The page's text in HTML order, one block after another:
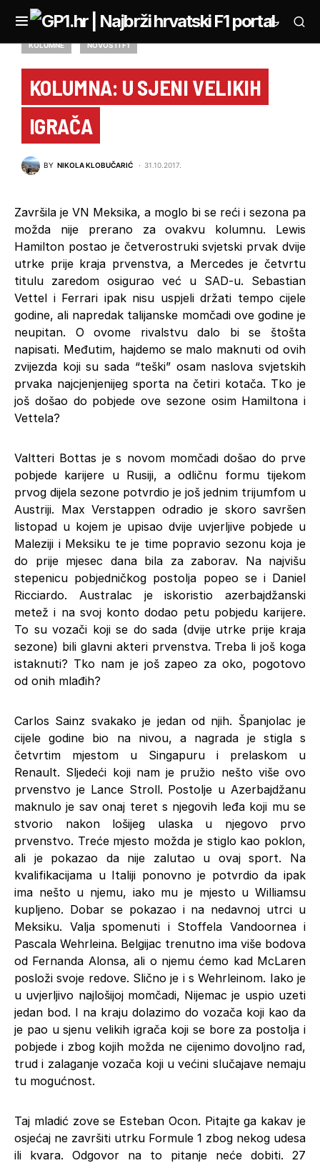
KOLUMNE NOVOSTI F1
KOLUMNA: U SJENI VELIKIH
IGRAČA
BY NIKOLA KLOBUČARIĆ 31.10.2017.
Završila je VN Meksika, a moglo bi se reći i sezona pa
možda nije prerano za ovakvu kolumnu. Lewis
Hamilton postao je četverostruki svjetski prvak dvije
utrke prije kraja prvenstva, a Mercedes je četvrtu
titulu zaredom osigurao već u SAD-u. Sebastian
Vettel i Ferrari ipak nisu uspjeli držati tempo cijele
godine, ali napredak talijanske momčadi ove godine je
neupitan. O ovome rivalstvu dalo bi se štošta
napisati. Međutim, hajdemo se malo maknuti od ovih
zvijezda koji su sada “teški” osam naslova svjetskih
prvaka najcjenjenijeg sporta na četiri kotača. Tko je
još došao do pobjede ove sezone osim Hamiltona i
Vettela?
Valtteri Bottas je s novom momčadi došao do prve
pobjede karijere u Rusiji, a odličnu formu tijekom
prvog dijela sezone potvrdio je još jednim trijumfom u
Austriji. Max Verstappen odradio je skoro savršen
listopad u kojem je upisao dvije uvjerljive pobjede u
Maleziji i Meksiku te je time popravio sezonu koja je
do prije mjesec dana bila za zaborav. Na najvišu
stepenicu pobjedničkog postolja popeo se i Daniel
Ricciardo. Australac je iskoristio azerbajdžanski
metež i na svoj konto dodao petu pobjedu karijere.
To su vozači koji se do sada (dvije utrke prije kraja
sezone) bili glavni akteri prvenstva. Treba li još koga
istaknuti? Tko nam je još zapeo za oko, pogotovo
od onih mlađih?
Carlos Sainz svakako je jedan od njih. Španjolac je
cijele godine bio na nivou, a nagrada je stigla s
četvrtim mjestom u Singapuru i prelaskom u
Renault. Sljedeći koji nam je pružio nešto više ovo
prvenstvo je Lance Stroll. Postolje u Azerbajdžanu
maknulo je sav onaj teret s njegovih leđa koji mu se
stvorio nakon lošijeg ulaska u njegovo prvo
prvenstvo. Treće mjesto možda je stiglo kao poklon,
ali je pokazao da nije zalutao u ovaj sport. Na
kvalifikacijama u Italiji ponovno je potvrdio da ipak
ima nešto u njemu, iako mu je mjesto u Williamsu
kupljeno. Dobar se pokazao i na nedavnoj utrci u
Meksiku. Valja spomenuti i Stoffela Vandoornea i
Pascala Wehrleina. Belgijac trenutno ima više bodova
od Fernanda Alonsa, ali o njemu ćemo kad McLaren
posloži svoje redove. Slično je i s Wehrleinom. Iako je
u uvjerljivo najlošijoj momčadi, Nijemac je uspio uzeti
jedan bod. I na kraju dolazimo do vozača koji kao da
je pao u sjenu velikih igrača koji se bore za postolja i
pobjede i zbog kojih možda ne cijenimo dovoljno rad,
trud i zalaganje vozača koji u većini slučajave nemaju
tu mogućnost.
Taj mladić zove se Esteban Ocon. Pitajte ga kakav je
osjećaj ne završiti utrku Formule 1 zbog nekog udesa
ili kvara. Odgovor na to pitanje neće dobiti. 27